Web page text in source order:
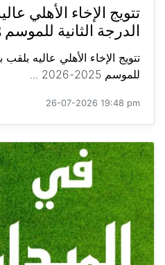
تتويج الإخاء الأهلي
الدرجة الثانية للموسم 2025-2026
تتويج الإخاء الأهلي عاليه
للموسم 2025-2026 ...
26-07-2026 19:48 pm